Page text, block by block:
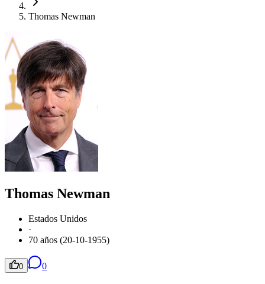
Thomas Newman
Thomas Newman
Estados Unidos
·
70 años (20-10-1955)
0 0